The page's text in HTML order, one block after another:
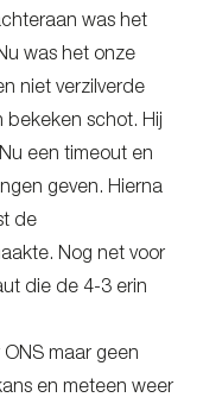
was het
was het onze
niet verzilverde
schot. Hij
een timeout en
geven. Hierna
de
Nog net voor
die de 4-3 erin
maar geen
en meteen weer